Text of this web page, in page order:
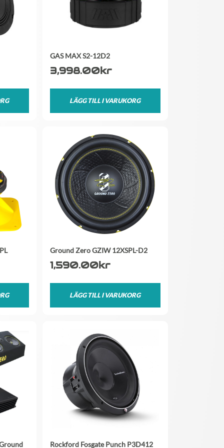
GAS MAX S2-12D2
3,998.00kr
LÄGG TILL I VARUKORG
Ground Zero GZIW 12XSPL-D2
1,590.00kr
LÄGG TILL I VARUKORG
Rockford Fosgate Punch P3D412